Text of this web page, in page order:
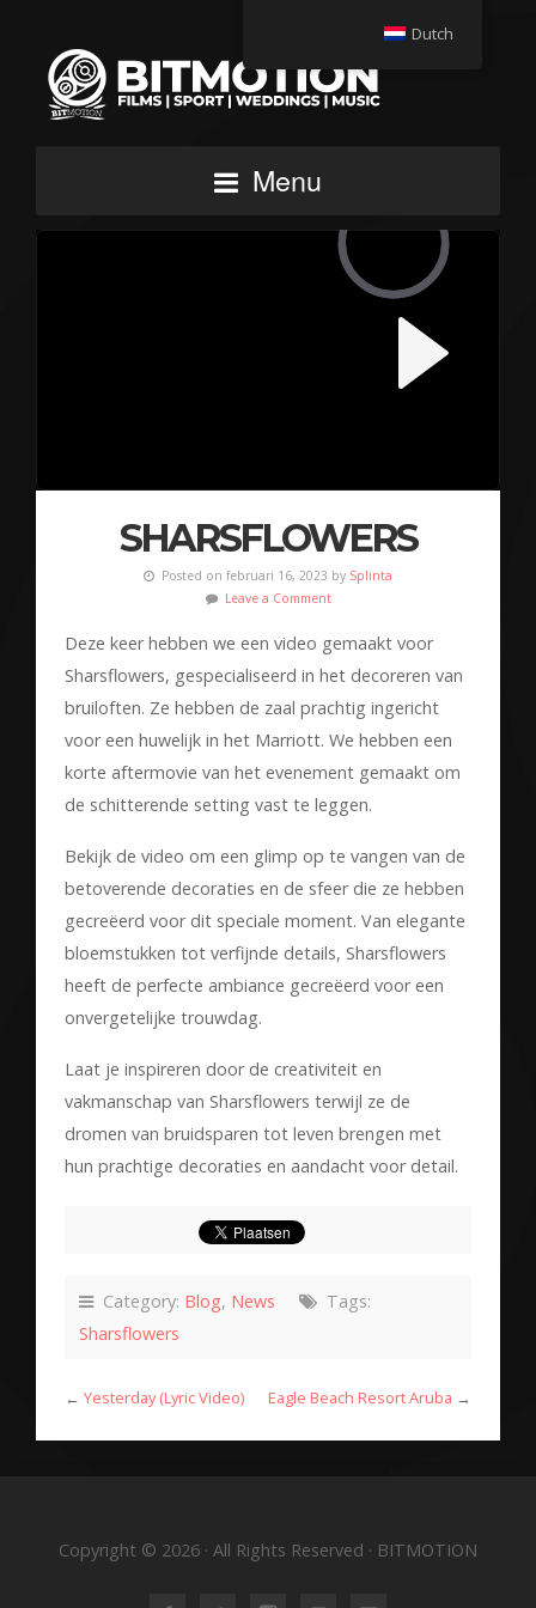
Menu
SHARSFLOWERS
Posted on februari 16, 2023 by Splinta
Leave a Comment
Deze keer hebben we een video gemaakt voor
Sharsflowers, gespecialiseerd in het decoreren van
bruiloften. Ze hebben de zaal prachtig ingericht
voor een huwelijk in het Marriott. We hebben een
korte aftermovie van het evenement gemaakt om
de schitterende setting vast te leggen.
Bekijk de video om een glimp op te vangen van de
betoverende decoraties en de sfeer die ze hebben
gecreëerd voor dit speciale moment. Van elegante
bloemstukken tot verfijnde details, Sharsflowers
heeft de perfecte ambiance gecreëerd voor een
onvergetelijke trouwdag.
Laat je inspireren door de creativiteit en
vakmanschap van Sharsflowers terwijl ze de
dromen van bruidsparen tot leven brengen met
hun prachtige decoraties en aandacht voor detail.
Category: Blog, News
Tags:
Sharsflowers
← Yesterday (Lyric Video) Eagle Beach Resort Aruba →
Copyright © 2026 · All Rights Reserved · BITMOTION
Dutch